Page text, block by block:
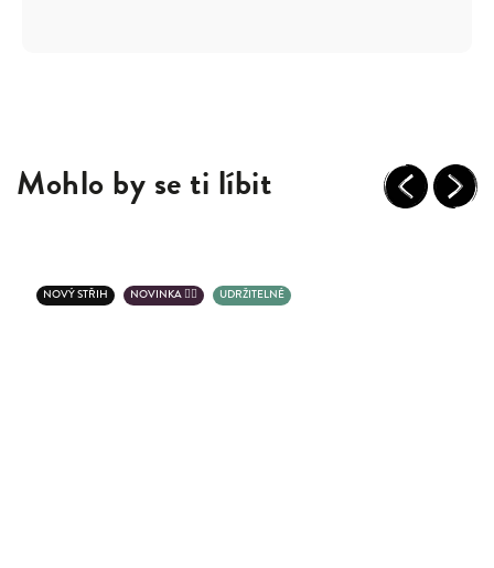
Mohlo by se ti líbit Previous
NOVÝ STŘIH NOVINKA 💁‍♂️ UDRŽITELNÉ
Next